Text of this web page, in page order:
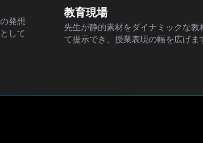
発想
して
教育現場
先生が静的素材をダイナミックな教
て提示でき、授業表現の幅を広げま